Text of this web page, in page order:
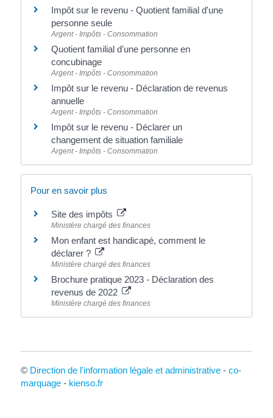
Impôt sur le revenu - Quotient familial d'une
personne seule
Argent - Impôts - Consommation
Quotient familial d'une personne en
concubinage
Argent - Impôts - Consommation
Impôt sur le revenu - Déclaration de revenus
annuelle
Argent - Impôts - Consommation
Impôt sur le revenu - Déclarer un
changement de situation familiale
Argent - Impôts - Consommation
Pour en savoir plus
Site des impôts
Ministère chargé des finances
Mon enfant est handicapé, comment le
déclarer ?
Ministère chargé des finances
Brochure pratique 2023 - Déclaration des
revenus de 2022
Ministère chargé des finances
© Direction de l'information légale et administrative- co-
marquage- kienso.fr